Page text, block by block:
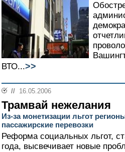
ВТО...>>
// 16.05.2006
Трамвай нежелания
Из-за монетизации льгот
пассажирские перевозки
Реформа социальных льгот,
года, высвечивает новые